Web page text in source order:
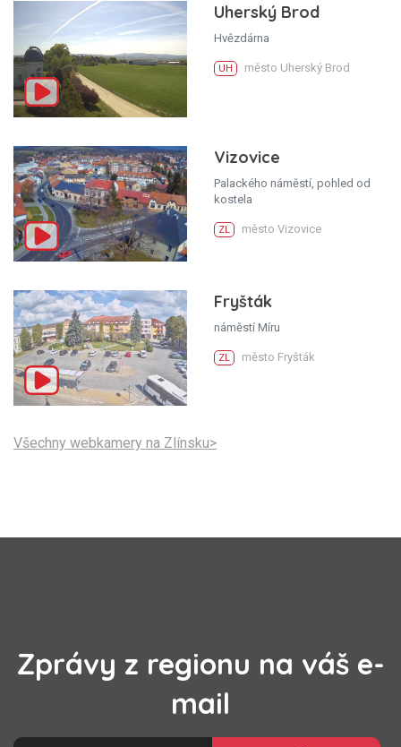
Uherský Brod
Hvězdárna
UH město Uherský Brod
Vizovice
Palackého náměstí, pohled od
kostela
ZL město Vizovice
Fryšták
náměstí Míru
ZL město Fryšták
Všechny webkamery na Zlínsku>
Zprávy z regionu na váš e-
mail